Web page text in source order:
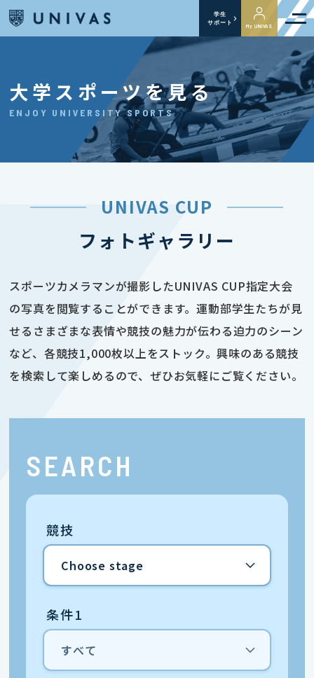
学生
サポート
My UNIVAS
大学スポーツを見る
ENJOY UNIVERSITY SPORTS
UNIVAS CUP
フォトギャラリー
スポーツカメラマンが撮影したUNIVAS CUP指定大会
の写真を閲覧することができます。運動部学生たちが見
せるさまざまな表情や競技の魅力が伝わる迫力のシーン
など、各競技1,000枚以上をストック。興味のある競技
を検索して楽しめるので、ぜひお気軽にご覧ください。
SEARCH
競技
条件1